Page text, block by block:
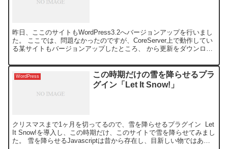
昨日、ここのサイトもWordPress3.2へバージョンアップを行いまし
た。 ここでは、問題なかったのですが、CoreServer上で動作してい
る某サイトもバージョンアップしたところ、 から更新をダウンロー
WordPress
この時期だけの雪を降らせるプラ
グイン「Let It Snow!」
クリスマスまで1ヶ月を切ってるので、雪を降らせるプラグイン Let
It Snow!を導入し、この時期だけ、このサイトで雪を降らせてみまし
た。 雪を降らせるJavascriptは昔から存在し、目新しい物ではあり